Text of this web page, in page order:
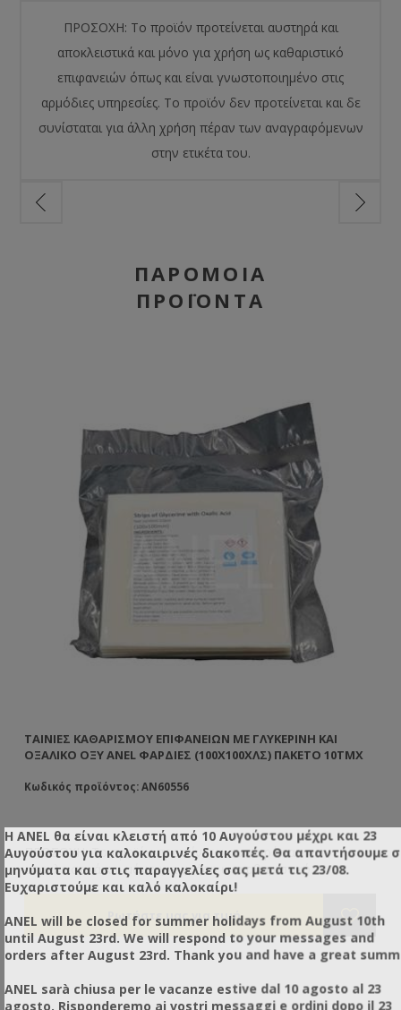
ΠΡΟΣΟΧΗ: Το προϊόν προτείνεται αυστηρά και
αποκλειστικά και μόνο για χρήση ως καθαριστικό
επιφανειών όπως και είναι γνωστοποιημένο στις
αρμόδιες υπηρεσίες. Το προϊόν δεν προτείνεται και δε
συνίσταται για άλλη χρήση πέραν των αναγραφόμενων
στην ετικέτα του.
ΠΑΡΌΜΟΙΑ
ΠΡΟΪΌΝΤΑ
ΤΑΙΝΊΕΣ ΚΑΘΑΡΙΣΜΟΎ ΕΠΙΦΑΝΕΊΩΝ ΜΕ ΓΛΥΚΕΡΊΝΗ ΚΑΙ
ΟΞΑΛΙΚΌ ΟΞΎ ANEL ΦΑΡΔΙΈΣ (100X100ΧΛΣ) ΠΑΚΈΤΟ 10ΤΜΧ
Κωδικός προϊόντος: AN60556
ΠΡΟΣΟΧΗ: Το προϊόν προτείνεται αυστηρά και
αποκλειστικά και μόνο για χρήση ως καθαριστικό
επιφανειών όπως και είναι γνωστοποιημένο στις αρμόδιες
άλλη χρήση πέραν των αναγραφόμενων στην ετικέτα του.
Η ANEL θα είναι κλειστή από 10 Αυγούστου μέχρι και 23
Αυγούστου για καλοκαιρινές διακοπές. Θα απαντήσουμε
μηνύματα και στις παραγγελίες σας μετά τις 23/08.
Ευχαριστούμε και καλό καλοκαίρι!
ANEL will be closed for summer holidays from August 10th
until August 23rd. We will respond to your messages and
orders after August 23rd. Thank you and have a great
ANEL sarà chiusa per le vacanze estive dal 10 agosto al 23
agosto. Risponderemo ai vostri messaggi e ordini dopo il 23